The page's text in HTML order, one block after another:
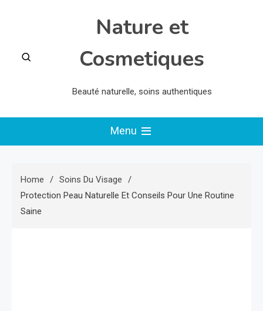
Nature et
Cosmetiques
Beauté naturelle, soins authentiques
Menu
Home
Soins Du Visage
Protection Peau Naturelle Et Conseils Pour Une Routine
Saine